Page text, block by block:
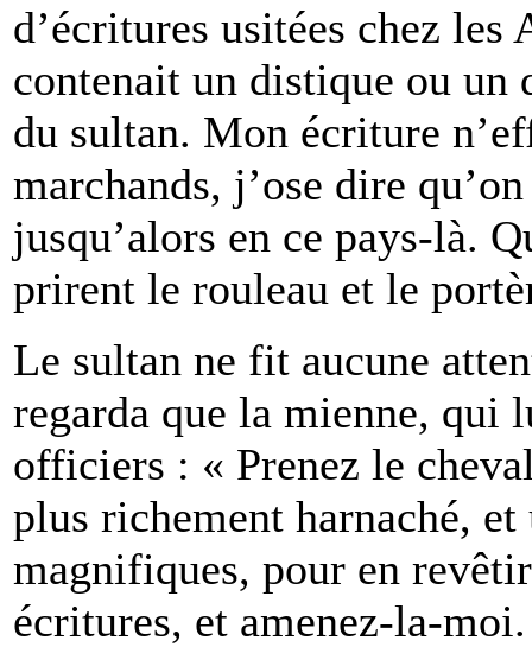
d’écritures usitées chez les
contenait un distique ou un
du sultan. Mon écriture
marchands, j’ose dire
jusqu’alors en ce pays-là.
prirent le rouleau et le
Le sultan ne fit aucune
regarda que la mienne,
officiers : « Prenez le
plus richement harnaché,
magnifiques, pour en
écritures, et amenez-la-